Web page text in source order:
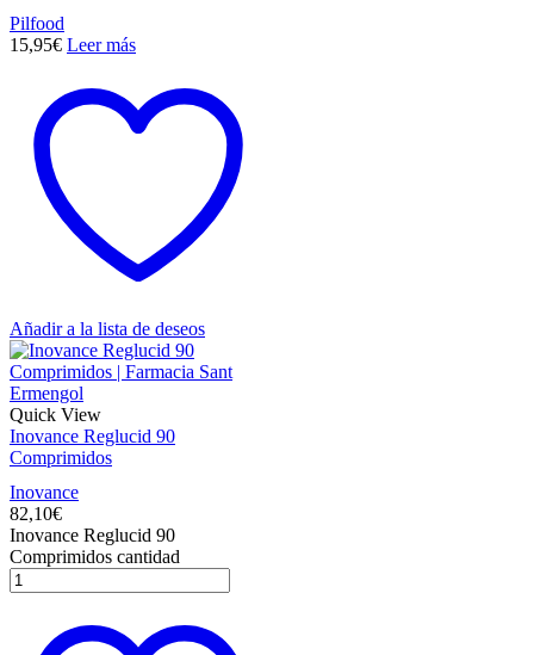
Pilfood
15,95€ Leer más
Añadir a la lista de deseos
Quick View
Inovance Reglucid 90
Comprimidos
Inovance
82,10€
Inovance Reglucid 90
Comprimidos cantidad